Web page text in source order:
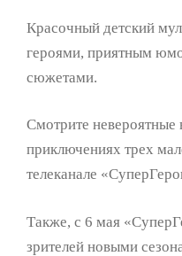
Красочный детский
героями, приятным
сюжетами.
Смотрите невероятные
приключениях трех
телеканале
Также, с 6 мая
зрителей новыми